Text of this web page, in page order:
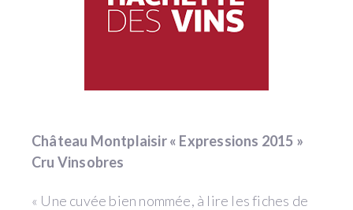
Château Montplaisir « Expressions 2015 »
Cru Vinsobres
« Une cuvée bien nommée, à lire les fiches de